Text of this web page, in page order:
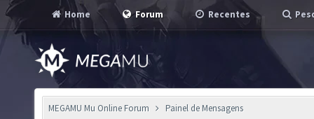
Home Forum Recentes
MEGAMU Mu Online Forum Painel de Mensagens